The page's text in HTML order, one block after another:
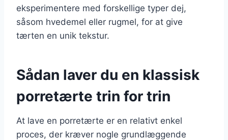
eksperimentere med forskellige typer dej,
såsom hvedemel eller rugmel, for at give
tærten en unik tekstur.
Sådan laver du en klassisk
porretærte trin for trin
At lave en porretærte er en relativt enkel
proces, der kræver nogle grundlæggende